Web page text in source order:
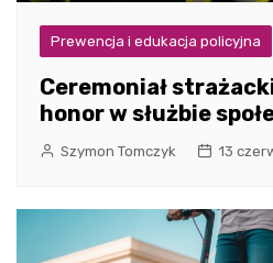
Prewencja i edukacja policyjna
Ceremoniał
honor w służbie
Szymon Tomczyk 13